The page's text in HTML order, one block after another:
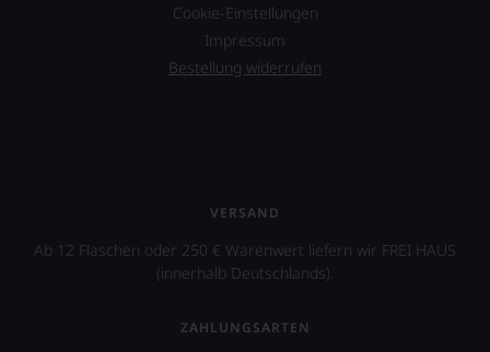
Cookie-Einstellungen
Impressum
Bestellung widerrufen
VERSAND
Ab 12 Flaschen oder 250 € Warenwert liefern wir FREI HAUS
(innerhalb Deutschlands).
ZAHLUNGSARTEN